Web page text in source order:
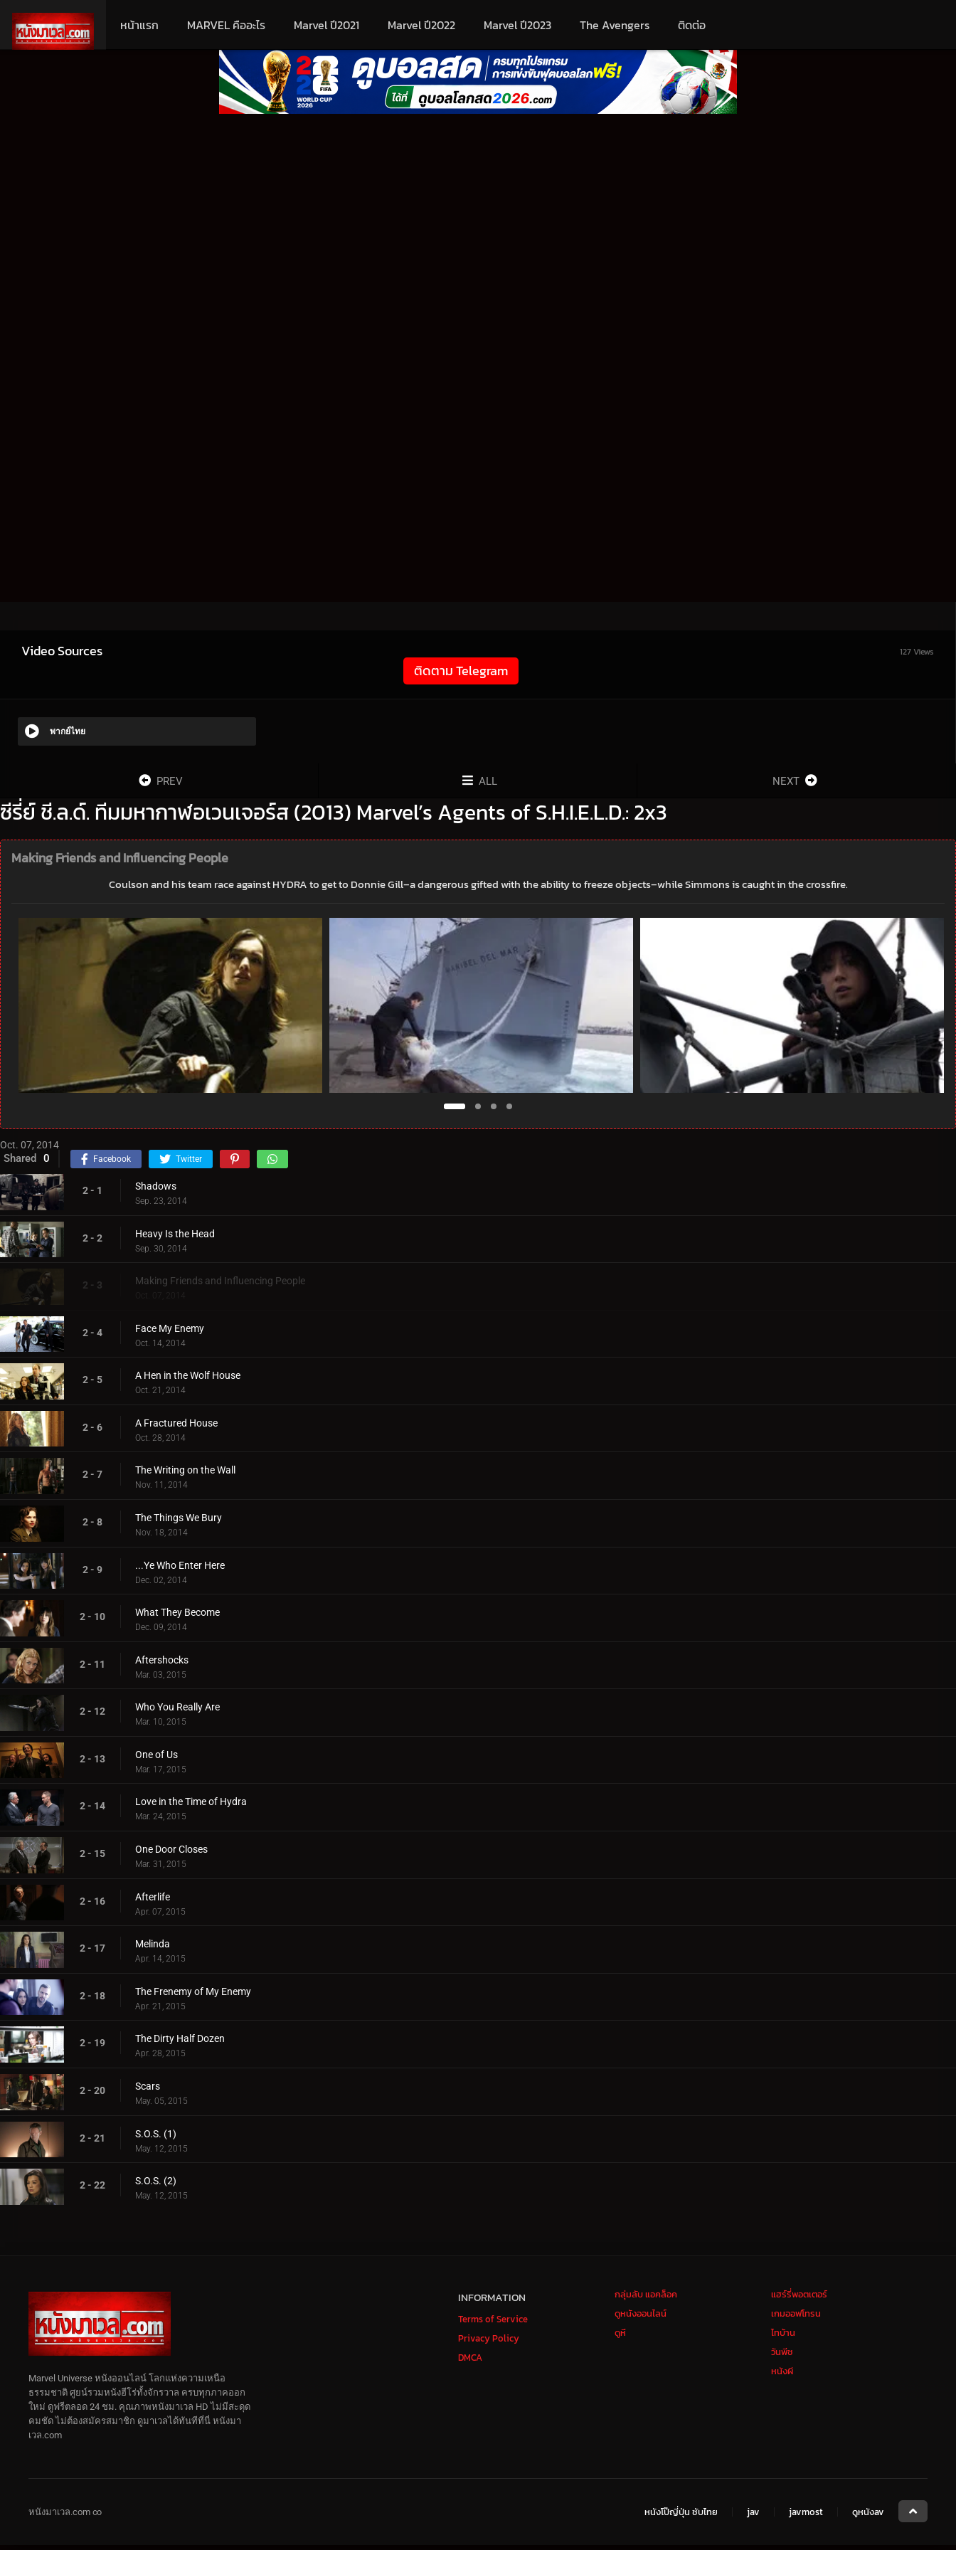
หน้าแรก MARVEL คืออะไร Marvel ปี2021 Marvel ปี2022 Marvel ปี2023 The Avengers ติดต่อ
Video Sources 127 Views
ติดตาม Telegram
พากย์ไทย
PREV ALL NEXT
ซีรี่ย์ ชี.ล.ด์. ทีมมหากาฬอเวนเจอร์ส (2013) Marvel’s Agents of S.H.I.E.L.D.: 2x3
Making Friends and Influencing People
Coulson and his team race against HYDRA to get to Donnie Gill–a dangerous gifted with the ability to freeze objects–while Simmons is caught in the crossfire.
Oct. 07, 2014
Shared 0 Facebook Twitter
2 - 1 Shadows
Sep. 23, 2014
2 - 2 Heavy Is the Head
Sep. 30, 2014
2 - 3 Making Friends and Influencing People
Oct. 07, 2014
2 - 4 Face My Enemy
Oct. 14, 2014
2 - 5 A Hen in the Wolf House
Oct. 21, 2014
2 - 6 A Fractured House
Oct. 28, 2014
2 - 7 The Writing on the Wall
Nov. 11, 2014
2 - 8 The Things We Bury
Nov. 18, 2014
2 - 9 ...Ye Who Enter Here
Dec. 02, 2014
2 - 10 What They Become
Dec. 09, 2014
2 - 11 Aftershocks
Mar. 03, 2015
2 - 12 Who You Really Are
Mar. 10, 2015
2 - 13 One of Us
Mar. 17, 2015
2 - 14 Love in the Time of Hydra
Mar. 24, 2015
2 - 15 One Door Closes
Mar. 31, 2015
2 - 16 Afterlife
Apr. 07, 2015
2 - 17 Melinda
Apr. 14, 2015
2 - 18 The Frenemy of My Enemy
Apr. 21, 2015
2 - 19 The Dirty Half Dozen
Apr. 28, 2015
2 - 20 Scars
May. 05, 2015
2 - 21 S.O.S. (1)
May. 12, 2015
2 - 22 S.O.S. (2)
May. 12, 2015
INFORMATION
Terms of Service
Privacy Policy
DMCA
กลุ่มลับ แอคล็อค
ดูหนังออนไลน์
ดูหี
แฮร์รี่พอตเตอร์
เกมออฟโทรน
ไทบ้าน
วันพีช
หนังผี
Marvel Universe หนังออนไลน์ โลกแห่งความเหนือ
ธรรมชาติ ศูยน์รวมหนังฮีโร่ทั้งจักรวาล ครบทุกภาคออก
ใหม่ ดูฟรีตลอด 24 ชม. คุณภาพหนังมาเวล HD ไม่มีสะดุด
คมชัด ไม่ต้องสมัครสมาชิก ดูมาเวลได้ทันทีที่นี่ หนังมา
เวล.com
หนังมาเวล.com ∞ หนังโป๊ญี่ปุ่น ซับไทย jav javmost ดูหนังav